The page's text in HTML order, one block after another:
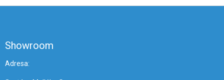
Showroom
Adresa: